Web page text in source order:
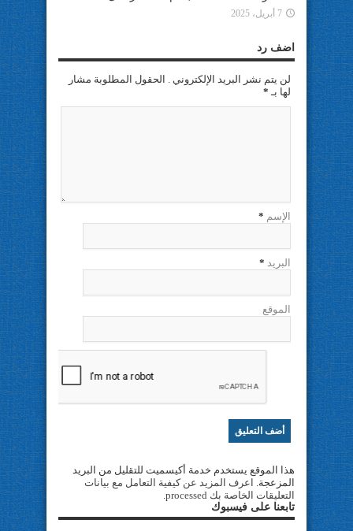
7 أبريل، 2025
اضف رد
لن يتم نشر البريد الإلكتروني . الحقول المطلوبة مشار
لها بـ *
الإسم *
البريد *
الموقع
هذا الموقع يستخدم خدمة أكيسميت للتقليل من البريد
المزعجة. اعرف المزيد عن كيفية التعامل مع بيانات
التعليقات الخاصة بك processed
.
تابعنا على فيسبوك